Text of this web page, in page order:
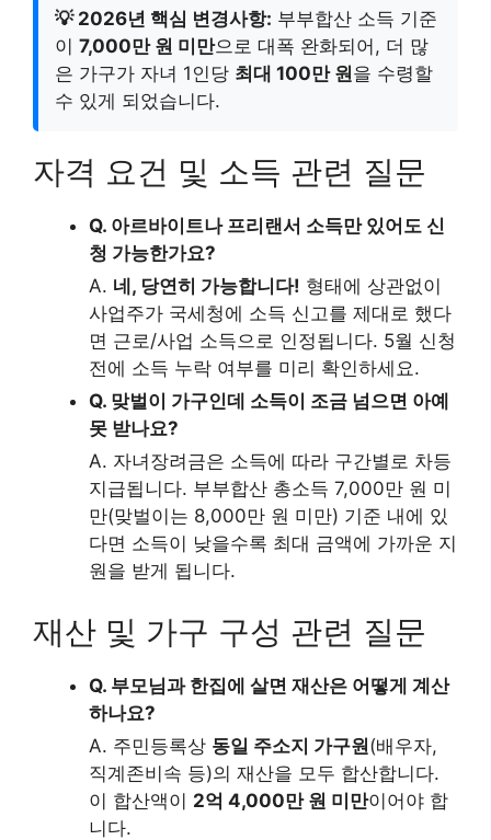
💡 2026년 핵심 변경사항: 부부합산 소득 기준
이 7,000만 원 미만으로 대폭 완화되어, 더 많
은 가구가 자녀 1인당 최대 100만 원을 수령할
수 있게 되었습니다.
자격 요건 및 소득 관련 질문
Q. 아르바이트나 프리랜서 소득만 있어도 신
청 가능한가요?
A. 네, 당연히 가능합니다! 형태에 상관없이
사업주가 국세청에 소득 신고를 제대로 했다
면 근로/사업 소득으로 인정됩니다. 5월 신청
전에 소득 누락 여부를 미리 확인하세요.
Q. 맞벌이 가구인데 소득이 조금 넘으면 아예
못 받나요?
A. 자녀장려금은 소득에 따라 구간별로 차등
지급됩니다. 부부합산 총소득 7,000만 원 미
만(맞벌이는 8,000만 원 미만) 기준 내에 있
다면 소득이 낮을수록 최대 금액에 가까운 지
원을 받게 됩니다.
재산 및 가구 구성 관련 질문
Q. 부모님과 한집에 살면 재산은 어떻게 계산
하나요?
A. 주민등록상 동일 주소지 가구원(배우자,
직계존비속 등)의 재산을 모두 합산합니다.
이 합산액이 2억 4,000만 원 미만이어야 합
니다.